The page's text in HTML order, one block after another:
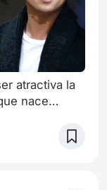
atractiva la
nace
uno de
trata de una